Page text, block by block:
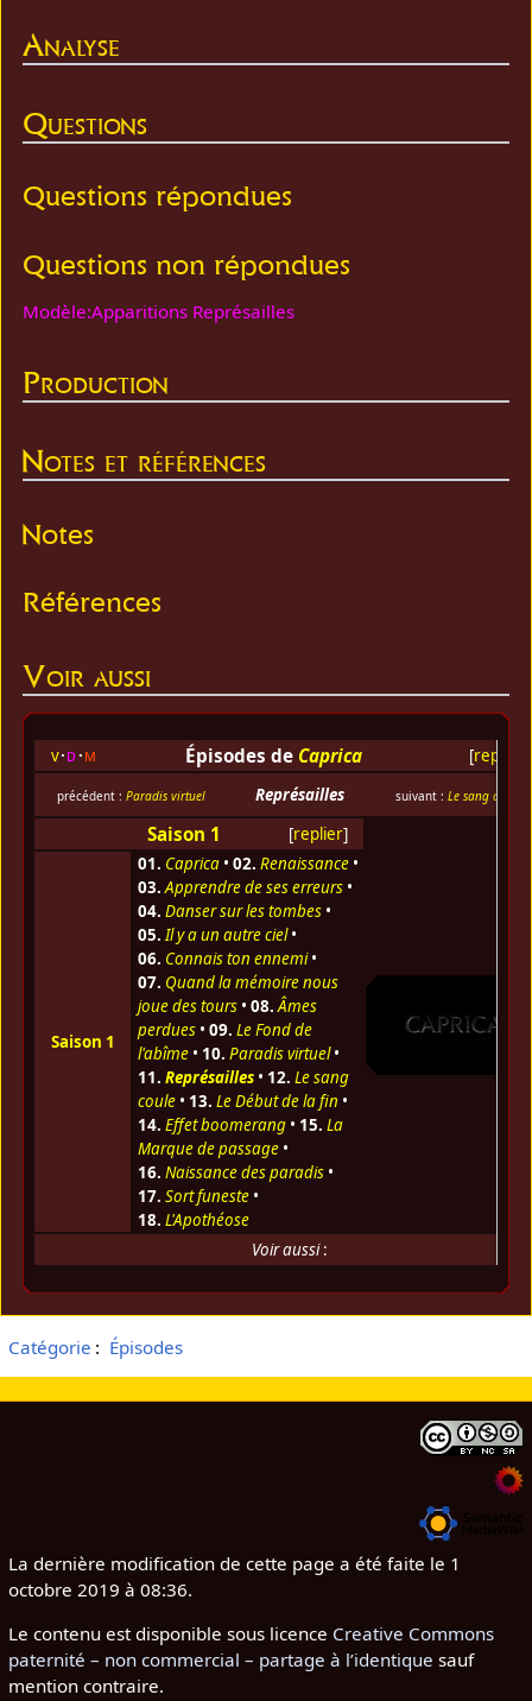
Analyse
Questions
Questions répondues
Questions non répondues
Modèle:Apparitions Représailles
Production
Notes et références
Notes
Références
Voir aussi
[replier
v d m Épisodes de Caprica
précédent : Paradis virtuel Représailles suivant : Le sang coule
[replier]
Saison 1
Saison 1
01. Caprica• 02. Renaissance•
03.Apprendre de ses erreurs•
04. Danser sur les tombes•
05.Il y a un autre ciel•
06. Connais ton ennemi•
07. Quand la mémoire nous
joue des tours• 08.Âmes
perdues• 09. Le Fond de
l'abîme• 10. Paradis virtuel•
11. Représailles• 12. Le sang
coule• 13. Le Début de la fin •
14. Effet boomerang• 15. La
Marque de passage•
16. Naissance des paradis•
17. Sort funeste•
18. L'Apothéose
Voir aussi:
Catégorie : Épisodes
La dernière modification de cette page a été faite le 1
octobre 2019 à 08:36.
Le contenu est disponible sous licence Creative Commons
paternité – non commercial – partage à l’identique sauf
mention contraire.